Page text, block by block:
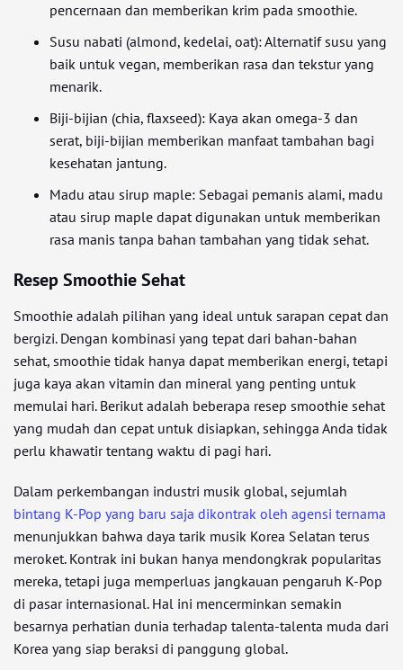
pencernaan dan memberikan krim pada smoothie.
Susu nabati (almond, kedelai, oat): Alternatif susu yang
baik untuk vegan, memberikan rasa dan tekstur yang
menarik.
Biji-bijian (chia, flaxseed): Kaya akan omega-3 dan
serat, biji-bijian memberikan manfaat tambahan bagi
kesehatan jantung.
Madu atau sirup maple: Sebagai pemanis alami, madu
atau sirup maple dapat digunakan untuk memberikan
rasa manis tanpa bahan tambahan yang tidak sehat.
Resep Smoothie Sehat
Smoothie adalah pilihan yang ideal untuk sarapan cepat dan
bergizi. Dengan kombinasi yang tepat dari bahan-bahan
sehat, smoothie tidak hanya dapat memberikan energi, tetapi
juga kaya akan vitamin dan mineral yang penting untuk
memulai hari. Berikut adalah beberapa resep smoothie sehat
yang mudah dan cepat untuk disiapkan, sehingga Anda tidak
perlu khawatir tentang waktu di pagi hari.
Dalam perkembangan industri musik global, sejumlah
bintang K-Pop yang baru saja dikontrak oleh agensi ternama
menunjukkan bahwa daya tarik musik Korea Selatan terus
meroket. Kontrak ini bukan hanya mendongkrak popularitas
mereka, tetapi juga memperluas jangkauan pengaruh K-Pop
di pasar internasional. Hal ini mencerminkan semakin
besarnya perhatian dunia terhadap talenta-talenta muda dari
Korea yang siap beraksi di panggung global.